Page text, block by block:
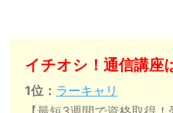
イチオシ！通信講座
1位： ラーキャリ